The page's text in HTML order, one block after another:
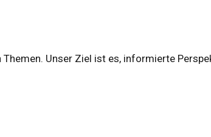
Unser Ziel ist es, informierte